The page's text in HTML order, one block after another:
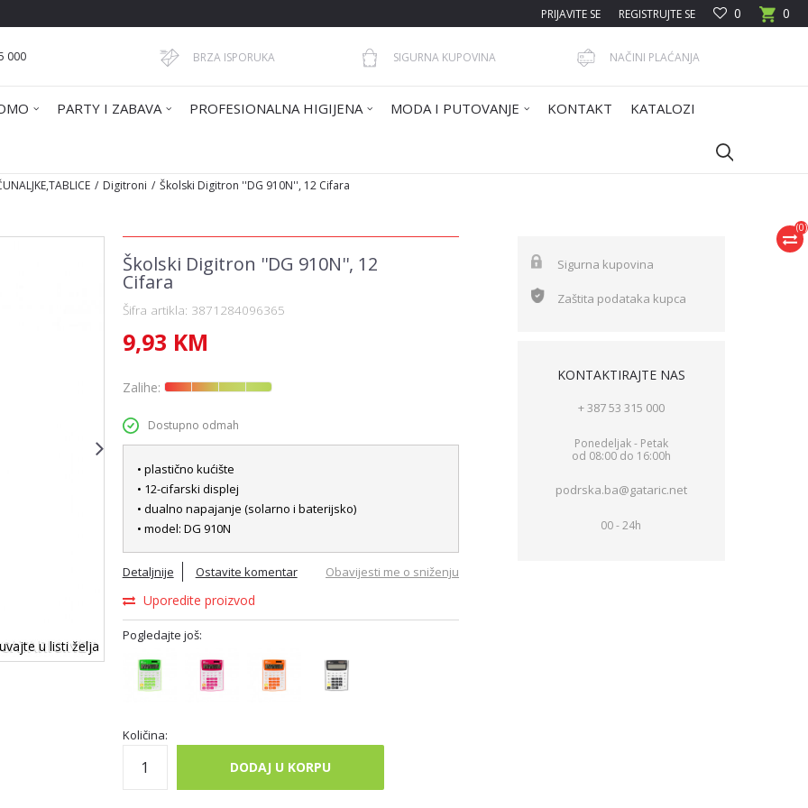
0
0
PRIJAVITE SE REGISTRUJTE SE
000 BRZA ISPORUKA SIGURNA KUPOVINA NAČINI PLAĆANJA
PARTY I ZABAVA PROFESIONALNA HIGIJENA MODA I PUTOVANJE KONTAKT KATALOZI
(0)
Digitroni Školski Digitron ''DG 910N'', 12 Cifara
u listi želja
Školski Digitron ''DG 910N'', 12
Cifara
Šifra artikla: 3871284096365
9,93 KM
Zalihe:
Dostupno odmah
• plastično kućište
• 12-cifarski displej
• dualno napajanje (solarno i baterijsko)
• model: DG 910N
Detaljnije Ostavite komentar
Uporedite proizvod
Obavijesti me o sniženju
Pogledajte još:
Količina:
DODAJ U KORPU
Sigurna kupovina
Zaštita podataka kupca
KONTAKTIRAJTE NAS
+ 387 53 315 000
Ponedeljak - Petak
od 08:00 do 16:00h
podrska.ba@gataric.net
00 - 24h